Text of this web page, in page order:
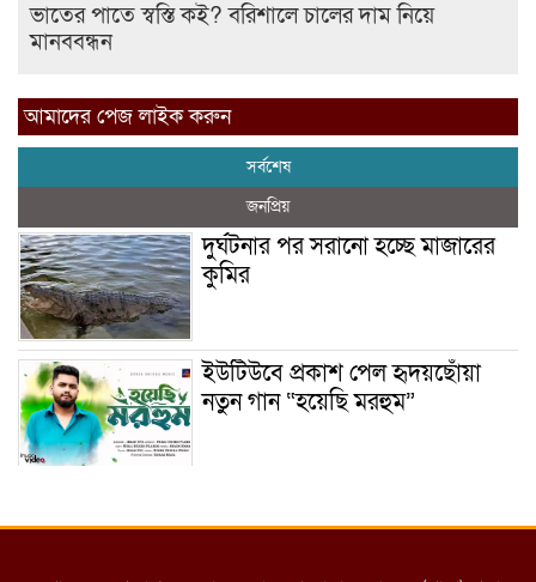
ভাতের পাতে স্বস্তি কই? বরিশালে চালের দাম নিয়ে
মানববন্ধন
আমাদের পেজ লাইক করুন
সর্বশেষ
জনপ্রিয়
দুর্ঘটনার পর সরানো হচ্ছে মাজারের
কুমির
ইউটিউবে প্রকাশ পেল হৃদয়ছোঁয়া
নতুন গান “হয়েছি মরহুম”
মরণ নেশা